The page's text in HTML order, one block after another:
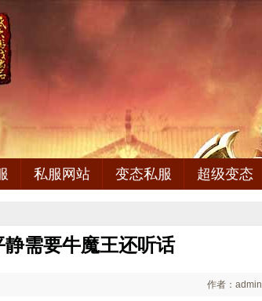
私服网站 变态私服 超级变态
需要牛魔王还听话
作者：admin